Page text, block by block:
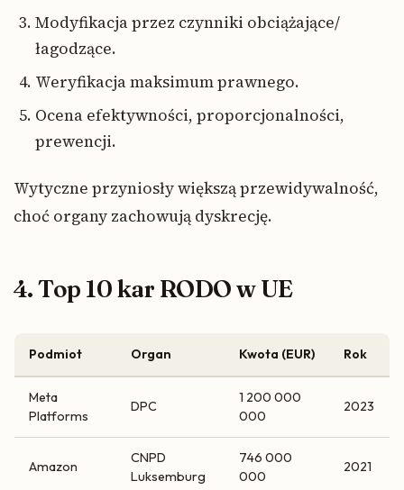
Modyfikacja przez czynniki obciążające/
łagodzące.
Weryfikacja maksimum prawnego.
Ocena efektywności, proporcjonalności,
prewencji.
Wytyczne przyniosły większą przewidywalność,
choć organy zachowują dyskrecję.
4. Top 10 kar RODO w UE
Podmiot Organ Kwota (EUR) Rok
Meta
Platforms
DPC
1 200 000
000
2023
Amazon
CNPD
Luksemburg
746 000
000
2021